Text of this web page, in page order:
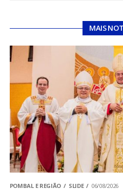
MAIS
POMBAL E REGIÃO SLIDE 06/08/2026